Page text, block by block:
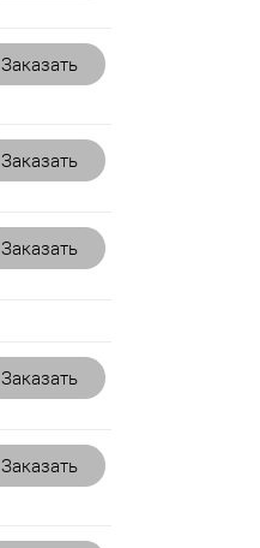
Заказать
Заказать
Заказать
Заказать
Заказать